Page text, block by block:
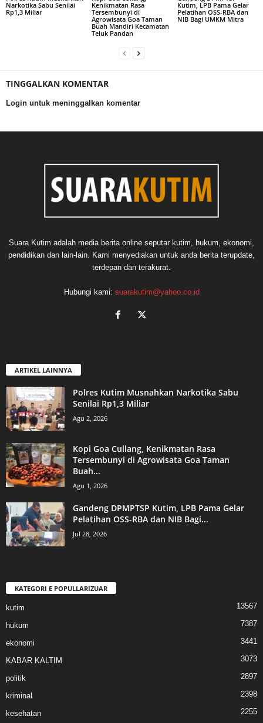
Narkotika Sabu Senilai
Rp1,3 Miliar
Kenikmatan Rasa
Tersembunyi di
Agrowisata Goa Taman
Buah Mandiri Kecamatan
Teluk Pandan
Kutim, LPB Pama Gelar
Pelatihan OSS-RBA dan
NIB Bagi UMKM Mitra
TINGGALKAN KOMENTAR
Login untuk meninggalkan komentar
Suara Kutim adalah media berita online seputar kutim, hukum, ekonomi,
pendidikan dan lain-lain. Kami menyediakan untuk anda berita terupdate,
terdepan dan terakurat.
Hubungi kami: suarakutim@yahoo.co.id
ARTIKEL LAINNYA
Polres Kutim Musnahkan Narkotika Sabu
Senilai Rp1,3 Miliar
Agu 2, 2026
Kopi Goa Cullang, Kenikmatan Rasa
Tersembunyi di Agrowisata Goa Taman
Buah...
Agu 1, 2026
Gandeng DPMPTSP Kutim, LPB Pama Gelar
Pelatihan OSS-RBA dan NIB Bagi...
Jul 28, 2026
KATEGORI E POPULLARIZUAR
kutim 13567
hukum 7387
ekonomi 3441
KABAR KALTIM 3073
politik 2897
kriminal 2398
kesehatan 2255